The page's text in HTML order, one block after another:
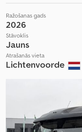
Ražošanas gads
2026
Stāvoklis
Jauns
Atrašanās vieta
Lichtenvoorde